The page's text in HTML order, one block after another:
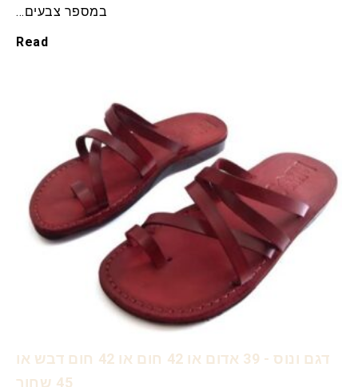
במספר צבעים…
Read
דגם ונוס - 39 אדום או 42 חום או 42 חום דבש או
45 שחור